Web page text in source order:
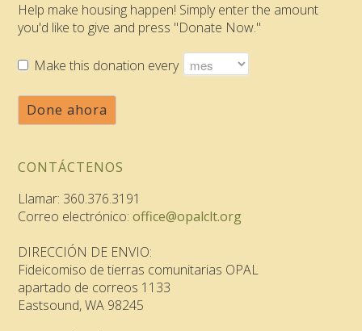
Help make housing happen! Simply enter the amount
you'd like to give and press "Donate Now."
Make this donation every
Done ahora
CONTÁCTENOS
Llamar: 360.376.3191
Correo electrónico:office@opalclt.org
DIRECCIÓN DE ENVIO:
Fideicomiso de tierras comunitarias OPAL
apartado de correos 1133
Eastsound, WA 98245